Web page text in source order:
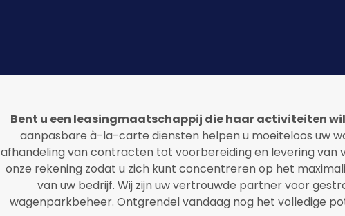
Bent u een leasingmaatschappij die haar activiteiten
aanpasbare à-la-carte diensten helpen u moeiteloos uw
afhandeling van contracten tot voorbereiding en levering van
onze rekening zodat u zich kunt concentreren op het
van uw bedrijf. Wij zijn uw vertrouwde partner voor
wagenparkbeheer. Ontgrendel vandaag nog het volledige